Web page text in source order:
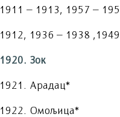
1911 – 1913, 1957 –
1912, 1936 – 1938
1920. Зок
1921. Арадац*
1922. Омољица*